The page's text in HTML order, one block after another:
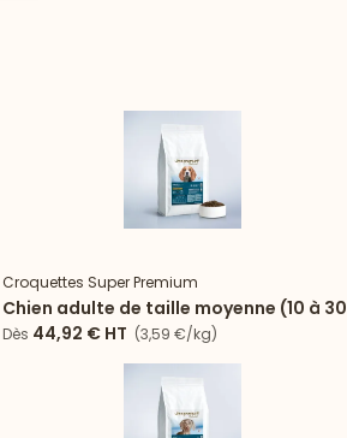
Croquettes Super Premium
Chien adulte de taille moyenne (10 à 30
kg) - 15 kg
Dès 44,92 € HT (3,59 €/kg)